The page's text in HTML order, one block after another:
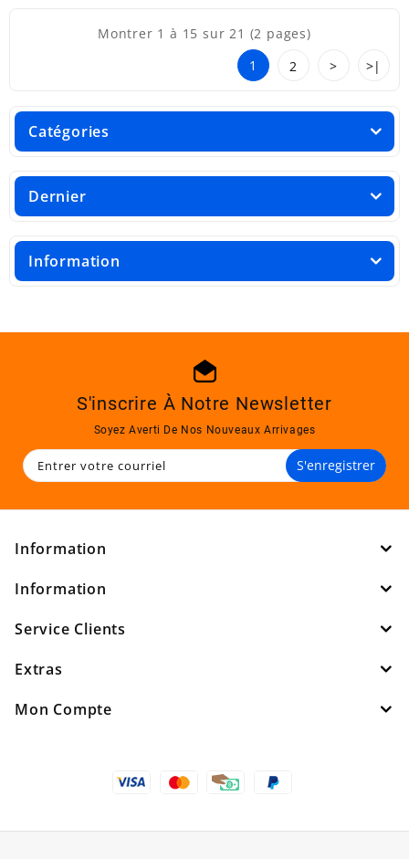
Montrer 1 à 15 sur 21 (2 pages)
1
2 > >|
Catégories
Dernier
Information
S'inscrire À Notre Newsletter
Soyez Averti De Nos Nouveaux Arrivages
S'enregistrer
Information
Information
Service Clients
Extras
Mon Compte